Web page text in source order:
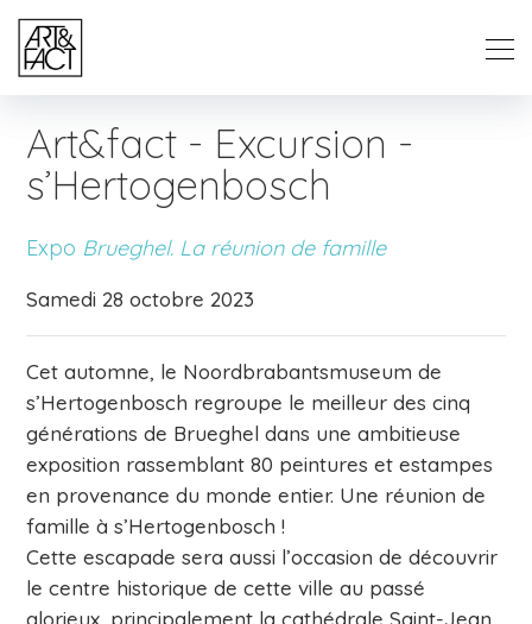
Art&fact - Excursion -
s’Hertogenbosch
Expo Brueghel. La réunion de famille
Samedi 28 octobre 2023
Cet automne, le Noordbrabantsmuseum de
s’Hertogenbosch regroupe le meilleur des cinq
générations de Brueghel dans une ambitieuse
exposition rassemblant 80 peintures et estampes
en provenance du monde entier. Une réunion de
famille à s’Hertogenbosch !
Cette escapade sera aussi l’occasion de découvrir
le centre historique de cette ville au passé
glorieux, principalement la cathédrale Saint-Jean,